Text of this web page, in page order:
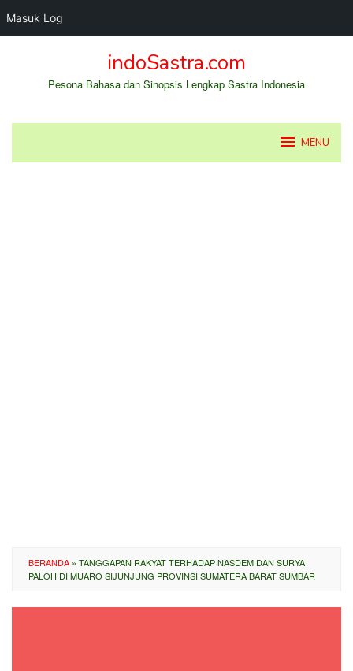
Masuk Log
indoSastra.com
Pesona Bahasa dan Sinopsis Lengkap Sastra Indonesia
MENU
BERANDA » TANGGAPAN RAKYAT TERHADAP NASDEM DAN SURYA
PALOH DI MUARO SIJUNJUNG PROVINSI SUMATERA BARAT SUMBAR